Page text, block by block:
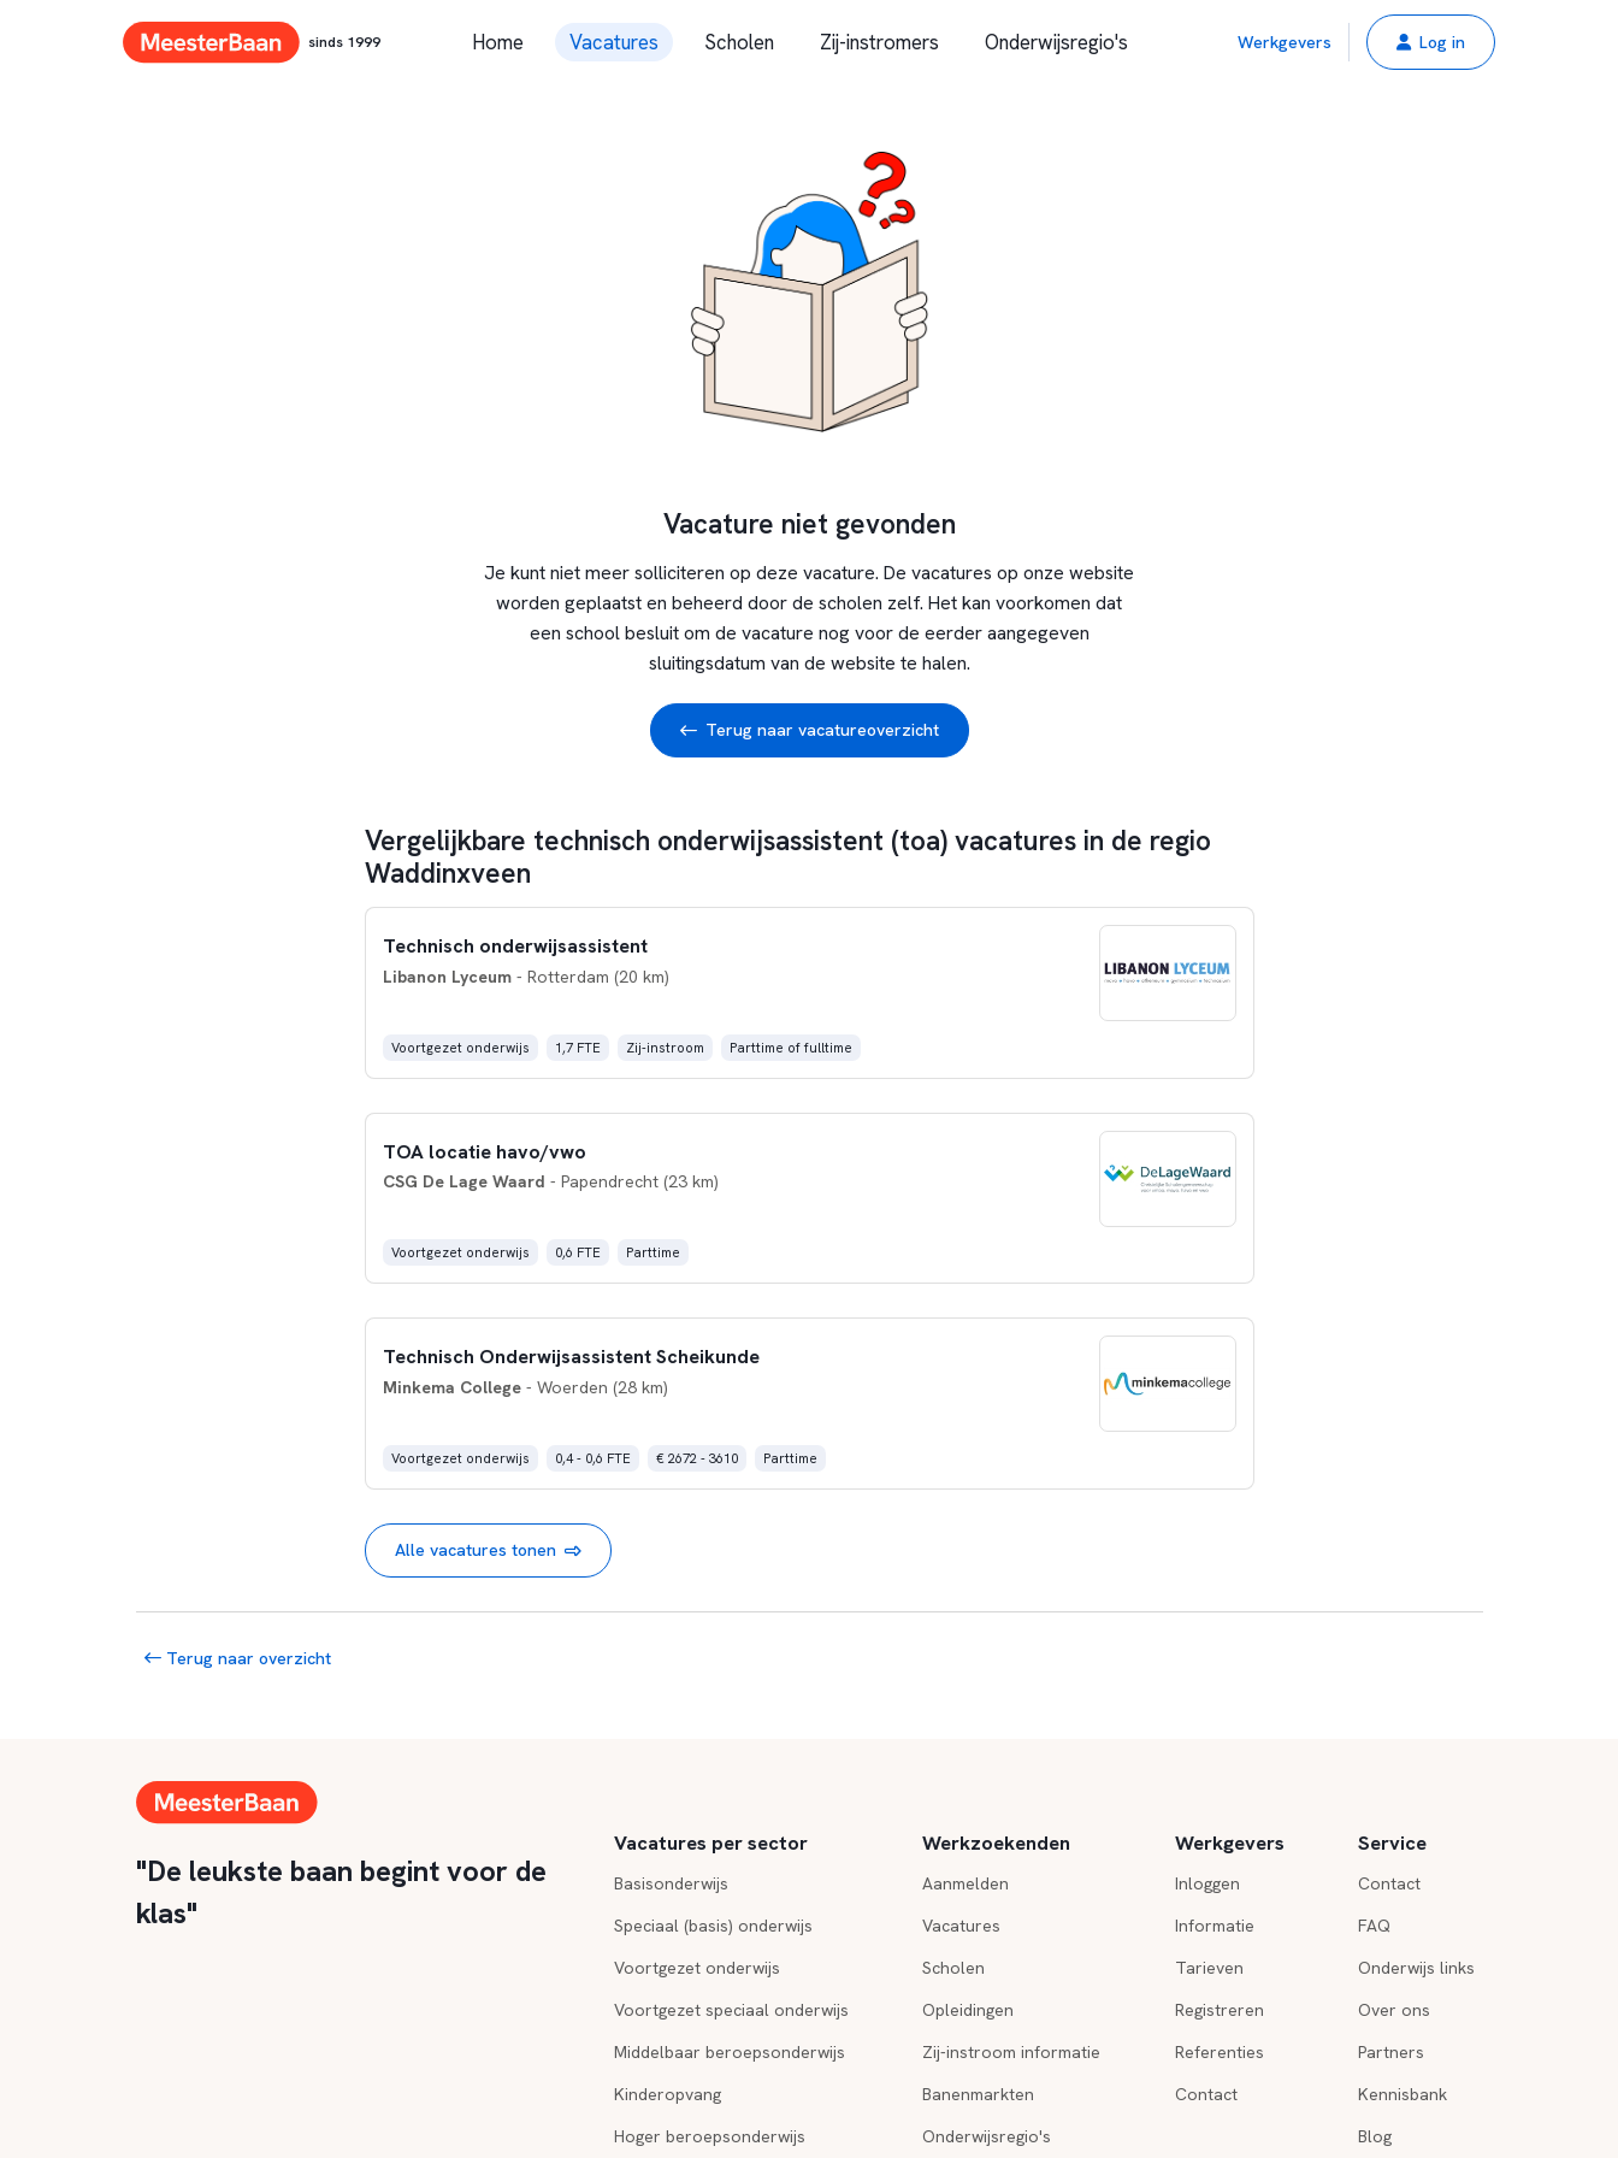
sinds 1999 Home Vacatures Scholen Zij-instromers Onderwijsregio's Werkgevers Log in
Vacature niet gevonden
Je kunt niet meer solliciteren op deze vacature. De vacatures op onze website
worden geplaatst en beheerd door de scholen zelf. Het kan voorkomen dat
een school besluit om de vacature nog voor de eerder aangegeven
sluitingsdatum van de website te halen.
Terug naar vacatureoverzicht
Vergelijkbare technisch onderwijsassistent (toa) vacatures in de regio
Waddinxveen
Technisch onderwijsassistent
Libanon Lyceum- Rotterdam (20 km)
Voortgezet onderwijs 1,7 FTE Zij-instroom Parttime of fulltime
TOA locatie havo/vwo
CSG De Lage Waard - Papendrecht (23 km)
Voortgezet onderwijs 0,6 FTE Parttime
Technisch Onderwijsassistent Scheikunde
Minkema College- Woerden (28 km)
Voortgezet onderwijs 0,4 - 0,6 FTE € 2672 - 3610 Parttime
Alle vacatures tonen
Terug naar overzicht
"De leukste baan begint voor de
klas"
Vacatures per sector
Basisonderwijs
Speciaal (basis) onderwijs
Voortgezet onderwijs
Voortgezet speciaal onderwijs
Middelbaar beroepsonderwijs
Kinderopvang
Hoger beroepsonderwijs
Werkzoekenden
Aanmelden
Vacatures
Scholen
Opleidingen
Zij-instroom informatie
Banenmarkten
Onderwijsregio's
Werkgevers
Inloggen
Informatie
Tarieven
Registreren
Referenties
Contact
Service
Contact
FAQ
Onderwijs links
Over ons
Partners
Kennisbank
Blog